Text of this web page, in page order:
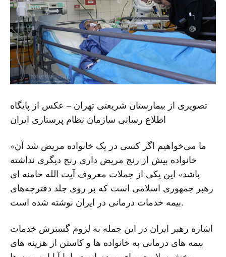
تصویری از بیمارستان شریعتی تهران – عکس از پایگاه
اطلاع رسانی سازمان نظام پرستاری ایران
«ما می‌خواهیم اگر کسی در یک خانواده مریض شد آن
خانواده بیش از رنج مریض داری رنج دیگری نداشته
باشد» این یکی از جملات معروف آیت الله خامنه ای
رهبر جمهوری اسلامی است که بر روی جلد دفترچه‌های
بیمه خدمات درمانی در ایران نوشته شده است.
اشاره رهبر ایران در این جمله به لزوم گسترش خدمات
بیمه های درمانی به خانواده ها و کاستن از هزینه های